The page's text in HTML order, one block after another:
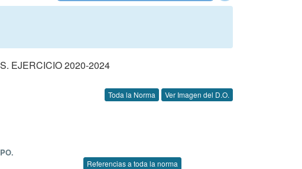
EJERCICIO 2020-2024
Toda la Norma Ver Imagen del D.O.
Referencias a toda la norma